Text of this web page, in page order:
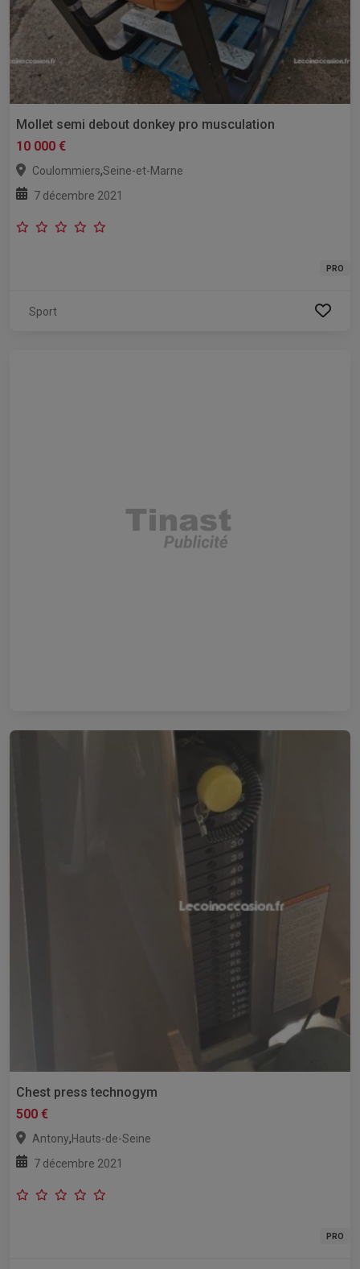
Mollet semi debout donkey pro musculation
10 000 €
Coulommiers,Seine-et-Marne
7 décembre 2021
PRO
Sport
Chest press technogym
500 €
Antony,Hauts-de-Seine
7 décembre 2021
PRO